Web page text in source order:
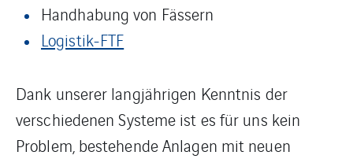
Handhabung von Fässern
Logistik-FTF
Dank unserer langjährigen Kenntnis der
verschiedenen Systeme ist es für uns kein
Problem, bestehende Anlagen mit neuen